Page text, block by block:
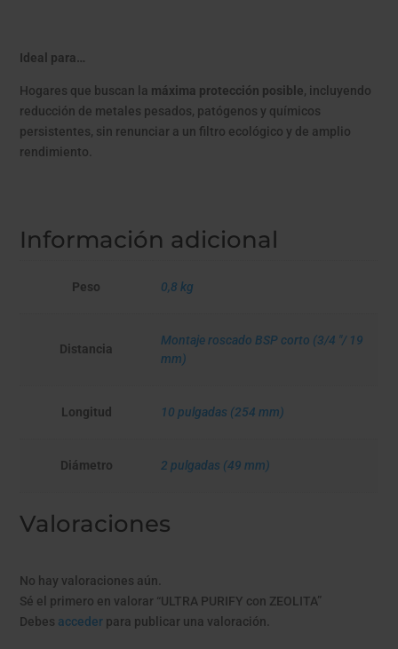
Ideal para…
Hogares que buscan la máxima protección posible, incluyendo
reducción de metales pesados, patógenos y químicos
persistentes, sin renunciar a un filtro ecológico y de amplio
rendimiento.
Información adicional
Peso 0,8 kg
Distancia
Montaje roscado BSP corto (3/4 "/ 19
mm)
Longitud 10 pulgadas (254 mm)
Diámetro 2 pulgadas (49 mm)
Valoraciones
No hay valoraciones aún.
Sé el primero en valorar “ULTRA PURIFY con ZEOLITA”
Debes acceder para publicar una valoración.